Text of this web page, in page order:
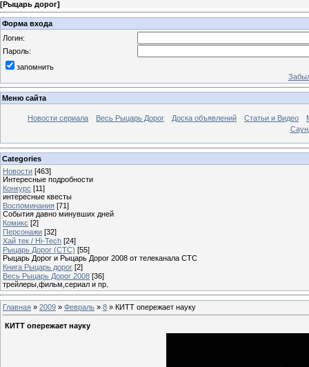
[Рыцарь дорог]
Форма входа
Логин:
Пароль:
запомнить
Меню сайта
Новости сериала Весь Рыцарь Дорог Доска объявлений Статьи и Видео
Categories
Новости [463]
Интересные подробности
Конкурс [11]
интересные квесты
Воспоминания [71]
События давно минувших дней
Комикс [2]
Персонажи [32]
Хай тек / Hi-Tech [24]
Рыцарь Дорог (СТС) [55]
Рыцарь Дорог и Рыцарь Дорог 2008 от телеканала СТС
Книга Рыцарь дорог [2]
Весь Рыцарь Дорог 2008 [36]
трейлеры,фильм,сериал и пр.
Главная » 2009 » Февраль » 8 » КИТТ опережает науку
КИТТ опережает науку